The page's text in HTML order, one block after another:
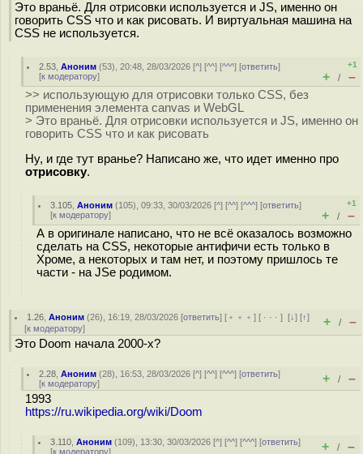
Это враньё. Для отрисовки используется и JS, именно он
говорить CSS что и как рисовать. И виртуальная машина на
CSS не используется.
2.53 ,Аноним (53), 20:48, 28/03/2026 [^] [^^] [^^^] [ответить]
[к модератору]
+1
+ / –
>> использующую для отрисовки только CSS, без
применения элемента canvas и WebGL
> Это враньё. Для отрисовки используется и JS, именно он
говорить CSS что и как рисовать
Ну, и где тут вранье? Написано же, что идет именно про
отрисовку.
3.105 ,Аноним (105), 09:33, 30/03/2026 [^] [^^] [^^^] [ответить]
[к модератору]
+1
+ / –
А в оригинале написано, что не всё оказалось возможно
сделать на CSS, некоторые антифичи есть только в
Хроме, а некоторых и там нет, и поэтому пришлось те
части - на JSе родимом.
1.26 ,Аноним (26), 16:19, 28/03/2026 [ответить] [ ﹢﹢﹢] [ · · ·][↓] [↑]
[к модератору] + / –
Это Doom начала 2000-х?
2.28 ,Аноним (28), 16:53, 28/03/2026 [^] [^^] [^^^] [ответить]
[к модератору] + / –
1993
https://ru.wikipedia.org/wiki/Doom
3.110 ,Аноним (109), 13:30, 30/03/2026 [^] [^^] [^^^] [ответить]
[к модератору] + / –